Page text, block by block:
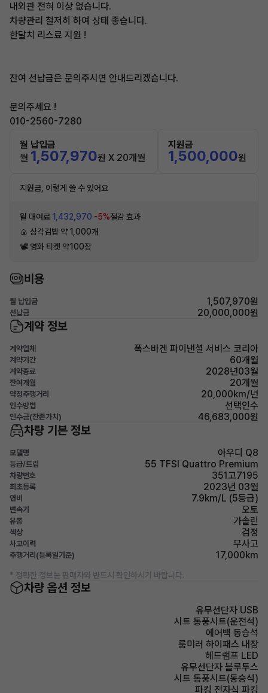
내외관 전혀 이상 없습니다.
차량관리 철저히 하여 상태 좋습니다.
한달치 리스료 지원 !
잔여 선납금은 문의주시면 안내드리겠습니다.
문의주세요 !
010-2560-7280
월 납입금
월 1,507,970원 X 20개월
지원금
1,500,000원
지원금, 이렇게 쓸 수 있어요
월 대여료 1,432,970 -5%절감 효과
🍙 삼각김밥 약 1,000개
📽 영화 티켓 약100장
비용
월 납입금 1,507,970원
선납금 20,000,000원
계약 정보
계약업체 폭스바겐 파이낸셜 서비스 코리아
계약기간 60개월
계약종료 2028년03월
잔여개월 20개월
약정주행거리 20,000km/년
인수방법 선택인수
인수금(잔존가치) 46,683,000원
차량 기본 정보
모델명 아우디 Q8
등급/트림 55 TFSI Quattro Premium
차량번호 351고7195
최초등록 2023년 03월
연비 7.9km/L (5등급)
변속기 오토
유종 가솔린
색상 검정
사고이력 무사고
주행거리(등록일기준) 17,000km
* 정확한 정보는 판매자와 반드시 확인하시기 바랍니다.
차량 옵션 정보
유무선단자 USB
시트 통풍시트(운전석)
에어백 동승석
룸미러 하이패스 내장
헤드램프 LED
유무선단자 블루투스
시트 통풍시트(동승석)
파킹 전자식 파킹